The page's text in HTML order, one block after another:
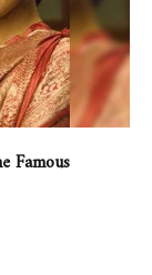
Famous